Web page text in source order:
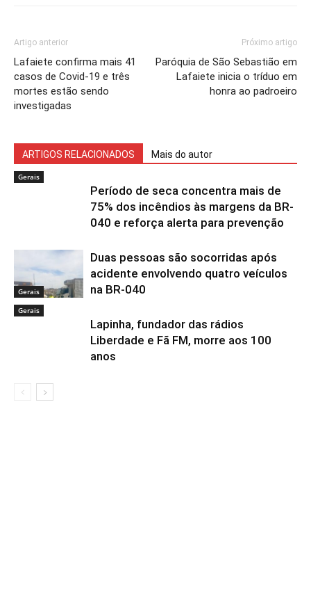
Artigo anterior
Lafaiete confirma mais 41
casos de Covid-19 e três
mortes estão sendo
investigadas
Próximo artigo
Paróquia de São Sebastião em
Lafaiete inicia o tríduo em
honra ao padroeiro
ARTIGOS RELACIONADOS Mais do autor
Gerais
Período de seca concentra mais de
75% dos incêndios às margens da BR-
040 e reforça alerta para prevenção
Gerais
Duas pessoas são socorridas após
acidente envolvendo quatro veículos
na BR-040
Gerais
Lapinha, fundador das rádios
Liberdade e Fã FM, morre aos 100
anos